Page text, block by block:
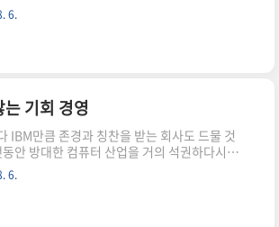
로 논에 가보니 논둑에 작은 구멍이 뚫려 있었
바깥쪽을 아무리 막아도 물이 계속 새어 나
게 말했다. “여보게, 논둑에 구멍이 났는데 내
도 물이 계속 새어 나오니 일꾼 몇 명은 있어
자, “바깥에서 이렇게 막았지.” 라고 답했다.
을 가지고 안쪽에서 막아버리자 물이 한 방울도
비에게 말..
6.
는 기회 경영
IBM만큼 존경과 칭찬을 받는 회사도 드물 것
안 방대한 컴퓨터 산업을 거의 석권하다시피
복지에 아낌없는 돈을 쓰고 있으며, 연구
난 투자를 하는 것으로 유명하다. 이 회사가
는 일마다 모두 잘 되는 것으로 알려져 있으
서 3년 동안 180억 달러의 누적 적자가 쌓여
6.